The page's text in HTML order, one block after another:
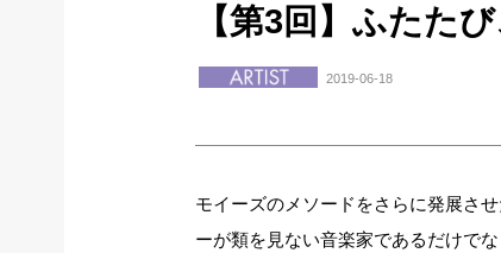
【第3回】ふたた
2019-06-18
モイーズのメソードをさらに発展さ
ーが類を見ない音楽家であるだけで